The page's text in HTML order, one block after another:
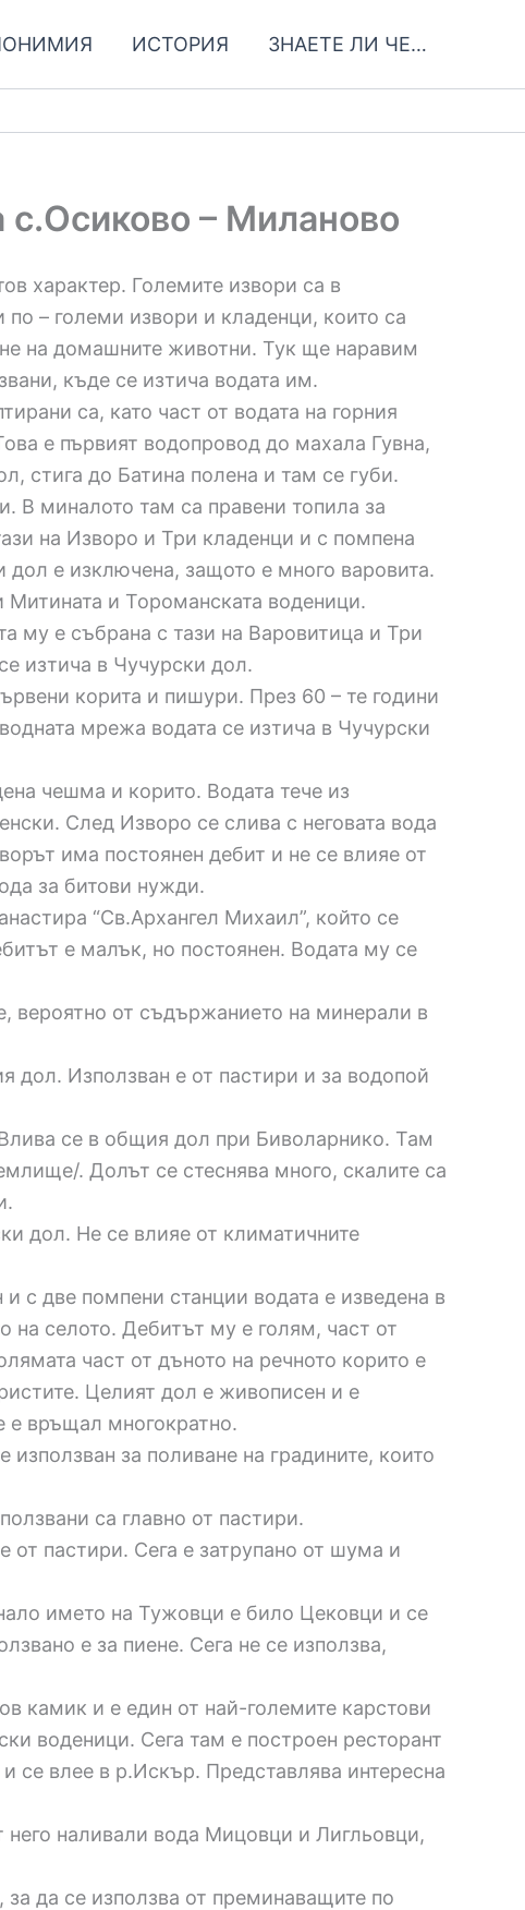
ИСТОРИЯ ЗНАЕТЕ ЛИ ЧЕ…
– Миланово
характер. Големите извори са в
– големи извори и кладенци, които са
на домашните животни. Тук ще наравим
къде се изтича водата им.
са, като част от водата на горния
е първият водопровод до махала Гувна,
стига до Батина полена и там се губи.
В миналото там са правени топила за
на Изворо и Три кладенци и с помпена
е изключена, защото е много варовита.
Митината и Тороманската воденици.
му е събрана с тази на Варовитица и Три
изтича в Чучурски дол.
корита и пишури. През 60 – те години
мрежа водата се изтича в Чучурски
чешма и корито. Водата тече из
След Изворо се слива с неговата вода
има постоянен дебит и не се влияе от
за битови нужди.
“Св.Архангел Михаил”, който се
е малък, но постоянен. Водата му се
от съдържанието на минерали в
Използван е от пастири и за водопой
се в общия дол при Биволарнико. Там
. Долът се стеснява много, скалите са
дол. Не се влияе от климатичните
с две помпени станции водата е изведена в
на селото. Дебитът му е голям, част от
част от дъното на речното корито е
Целият дол е живописен и е
е връщал многократно.
за поливане на градините, които
са главно от пастири.
пастири. Сега е затрупано от шума и
името на Тужовци е било Цековци и се
е за пиене. Сега не се използва,
камик и е един от най-големите карстови
воденици. Сега там е построен ресторант
се влее в р.Искър. Представлява интересна
наливали вода Мицовци и Лигльовци,
да се използва от преминаващите по